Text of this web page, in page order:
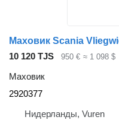
Маховик Scania
10 120 TJS
950 € ≈ 1 098 $
Маховик
2920377
Нидерланды, Vuren